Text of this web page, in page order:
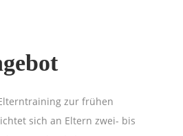
zur frühen
sich an Eltern zwei- bis